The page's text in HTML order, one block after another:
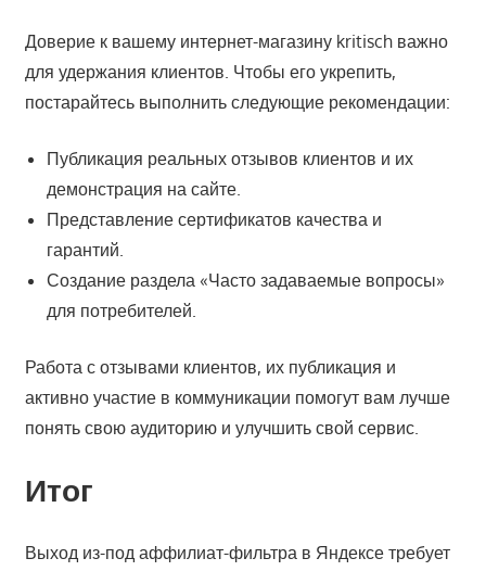
Доверие к вашему интернет-магазину kritisch важно
для удержания клиентов. Чтобы его укрепить,
постарайтесь выполнить следующие рекомендации:
Публикация реальных отзывов клиентов и их
демонстрация на сайте.
Представление сертификатов качества и
гарантий.
Создание раздела «Часто задаваемые вопросы»
для потребителей.
Работа с отзывами клиентов, их публикация и
активно участие в коммуникации помогут вам лучше
понять свою аудиторию и улучшить свой сервис.
Итог
Выход из-под аффилиат-фильтра в Яндексе требует